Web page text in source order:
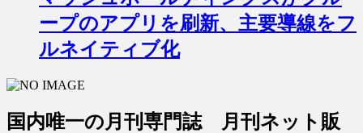
ープのアプリを刷新、主要導線をフ
ルネイティブ化
国内唯一の月刊専門誌 月刊ネット販